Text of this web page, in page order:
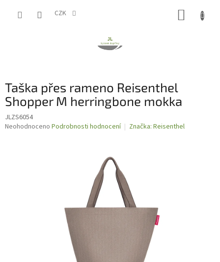
CZK
Taška přes rameno Reisenthel
Shopper M herringbone mokka
JLZS6054
Průměrné
Neohodnoceno Podrobnosti hodnocení Značka: Reisenthel